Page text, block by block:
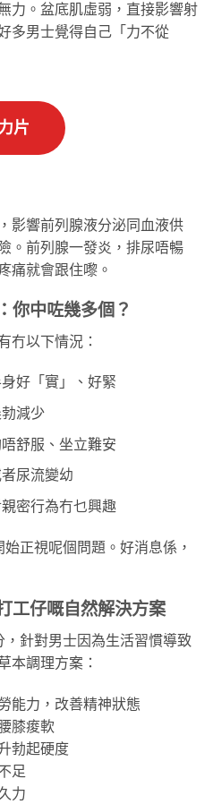
力。盆底肌虛弱，直接影響射
多男士覺得自己「力不從
片
影響前列腺液分泌同血液供
。前列腺一發炎，排尿唔暢
痛就會跟住嚟。
你中咗幾多個？
冇以下情況：
好「實」、好緊
減少
舒服、坐立難安
尿流變幼
密行為冇乜興趣
正視呢個問題。好消息係，
工仔嘅自然解決方案
針對男士因為生活習慣導致
本調理方案：
能力，改善精神狀態
膝痠軟
勃起硬度
足
力